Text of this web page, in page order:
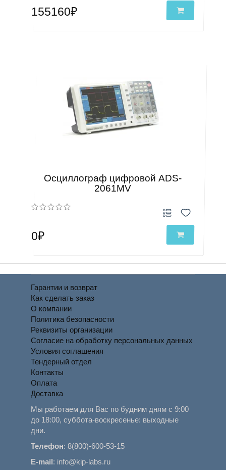
155160₽
Осциллограф цифровой ADS-
2061MV
0₽
Гарантии и возврат
Как сделать заказ
О компании
Политика безопасности
Реквизиты организации
Согласие на обработку персональных данных
Условия соглашения
Тендерный отдел
Контакты
Оплата
Доставка
Мы работаем для Вас по будним дням с 9:00
до 18:00, суббота-воскресенье: выходные
дни.
Телефон:8(800)-600-53-15
E-mail: info@kip-labs.ru